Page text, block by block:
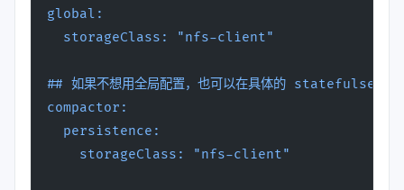
global:
  storageClass: "nfs-client"
## 如果不想用全局配置，也可以在具体的 statefulset 的
compactor:
  persistence:
    storageClass: "nfs-client"